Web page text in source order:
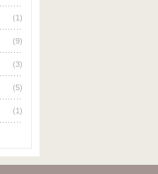
(1)
(9)
(3)
(5)
(1)